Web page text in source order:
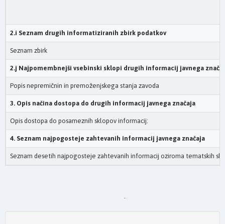
2.i Seznam drugih informatiziranih zbirk podatkov
Seznam zbirk
2.j Najpomembnejši vsebinski sklopi drugih informacij javnega
Popis nepremičnin in premoženjskega stanja zavoda
3. Opis načina dostopa do drugih informacij javnega značaja
Opis dostopa do posameznih sklopov informacij:
4. Seznam najpogosteje zahtevanih informacij javnega značaja
Seznam desetih najpogosteje zahtevanih informacij oziroma tematskih